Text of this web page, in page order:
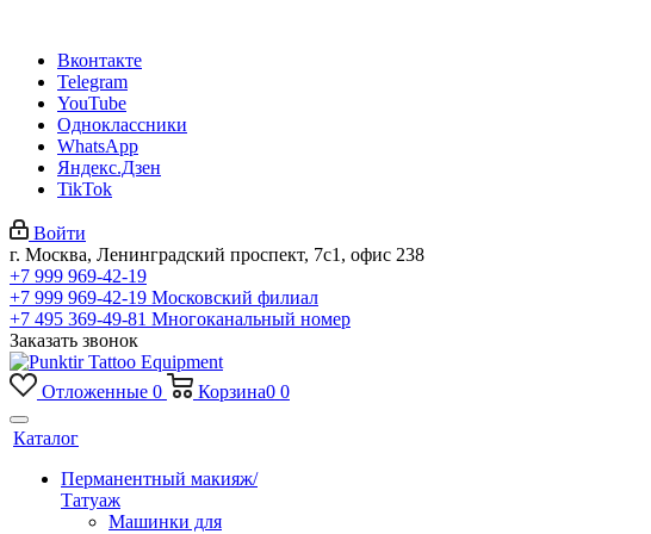
Вконтакте
Telegram
YouTube
Одноклассники
WhatsApp
Яндекс.Дзен
TikTok
Войти
г. Москва, Ленинградский проспект, 7с1, офис 238
+7 999 969-42-19
+7 999 969-42-19 Московский филиал
+7 495 369-49-81 Многоканальный номер
Заказать звонок
Отложенные 0 Корзина0 0
Каталог
Перманентный макияж/
Татуаж
Машинки для